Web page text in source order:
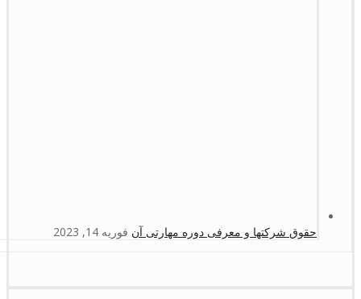
حقوق شرکتها و معرفی دوره مهارتی آن فوریه 14, 2023